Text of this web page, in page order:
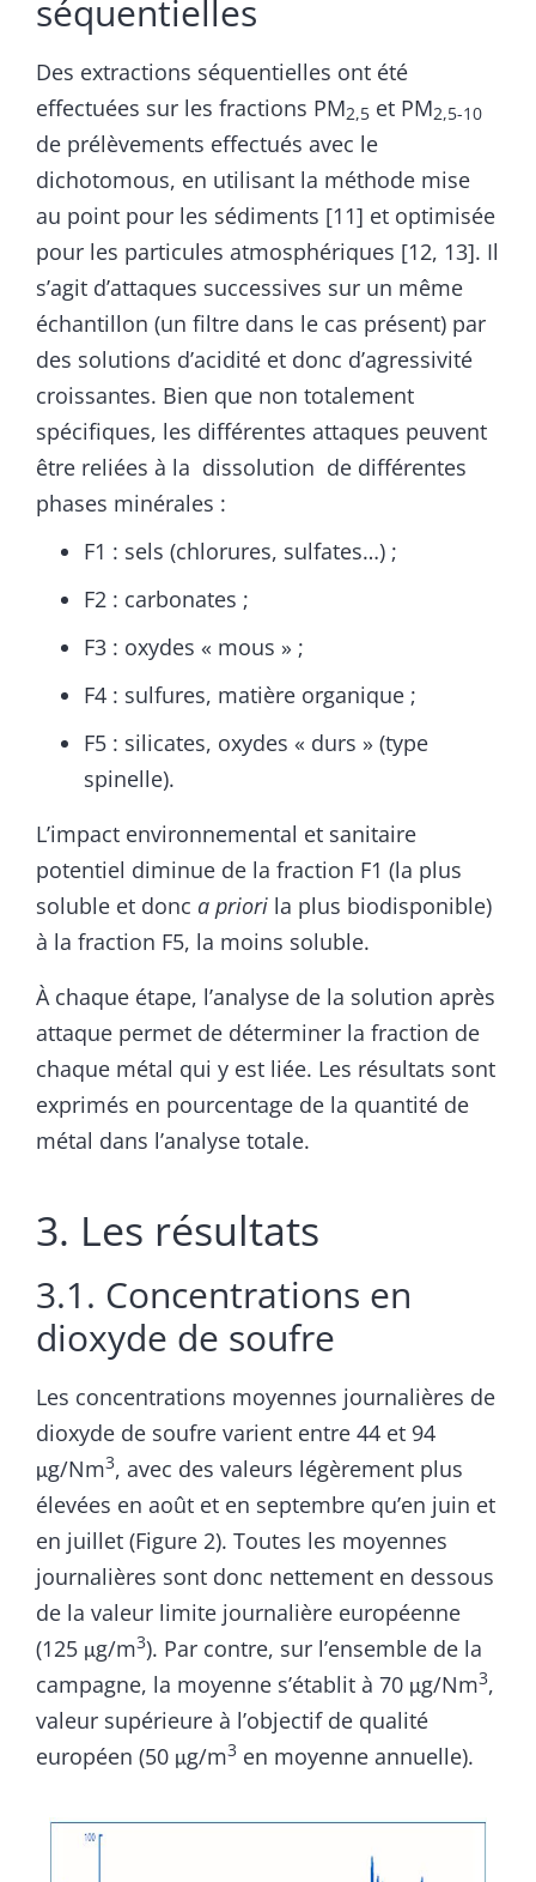
séquentielles
Des extractions séquentielles ont été
effectuées sur les fractions PM2,5 et PM2,5-10
de prélèvements effectués avec le
dichotomous, en utilisant la méthode mise
au point pour les sédiments [11] et optimisée
pour les particules atmosphériques [12, 13]. Il
s’agit d’attaques successives sur un même
échantillon (un filtre dans le cas présent) par
des solutions d’acidité et donc d’agressivité
croissantes. Bien que non totalement
spécifiques, les différentes attaques peuvent
être reliées à la dissolution de différentes
phases minérales :
F1 : sels (chlorures, sulfates…) ;
F2 : carbonates ;
F3 : oxydes « mous » ;
F4 : sulfures, matière organique ;
F5 : silicates, oxydes « durs » (type
spinelle).
L’impact environnemental et sanitaire
potentiel diminue de la fraction F1 (la plus
soluble et donc a priori la plus biodisponible)
à la fraction F5, la moins soluble.
À chaque étape, l’analyse de la solution après
attaque permet de déterminer la fraction de
chaque métal qui y est liée. Les résultats sont
exprimés en pourcentage de la quantité de
métal dans l’analyse totale.
3. Les résultats
3.1. Concentrations en
dioxyde de soufre
Les concentrations moyennes journalières de
dioxyde de soufre varient entre 44 et 94
μg/Nm3, avec des valeurs légèrement plus
élevées en août et en septembre qu’en juin et
en juillet (Figure 2). Toutes les moyennes
journalières sont donc nettement en dessous
de la valeur limite journalière européenne
(125 μg/m3). Par contre, sur l’ensemble de la
campagne, la moyenne s’établit à 70 μg/Nm3,
valeur supérieure à l’objectif de qualité
européen (50 μg/m3 en moyenne annuelle).